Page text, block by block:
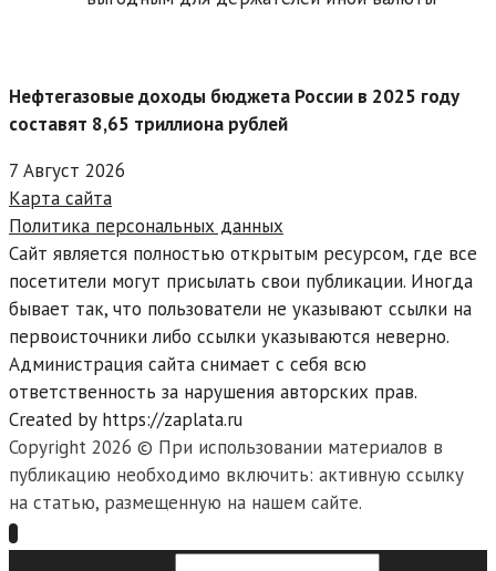
Нефтегазовые доходы бюджета России в 2025 году
составят 8,65 триллиона рублей
7 Август 2026
Карта сайта
Политика персональных данных
Сайт является полностью открытым ресурсом, где все
посетители могут присылать свои публикации. Иногда
бывает так, что пользователи не указывают ссылки на
первоисточники либо ссылки указываются неверно.
Администрация сайта снимает с себя всю
ответственность за нарушения авторских прав.
Created by https://zaplata.ru
Copyright 2026 © При использовании материалов в
публикацию необходимо включить: активную ссылку
на статью, размещенную на нашем сайте.